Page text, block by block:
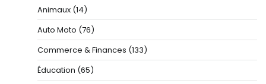
Animaux (14)
Auto Moto (76)
Commerce & Finances (133)
Éducation (65)